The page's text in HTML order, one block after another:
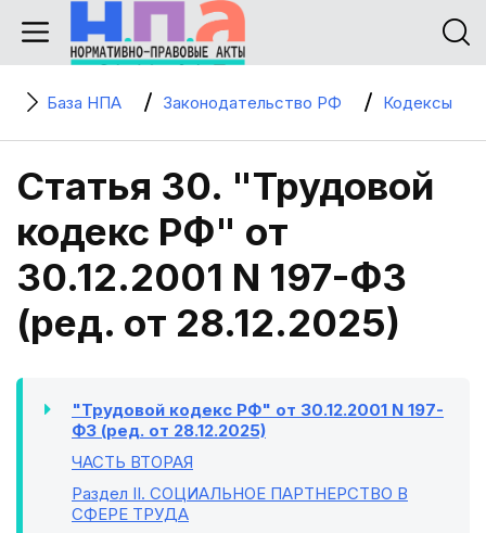
База НПА Законодательство РФ Кодексы
Статья 30. "Трудовой
кодекс РФ" от
30.12.2001 N 197-ФЗ
(ред. от 28.12.2025)
"Трудовой кодекс РФ" от 30.12.2001 N 197-
ФЗ (ред. от 28.12.2025)
ЧАСТЬ ВТОРАЯ
Раздел II. СОЦИАЛЬНОЕ ПАРТНЕРСТВО В
СФЕРЕ ТРУДА